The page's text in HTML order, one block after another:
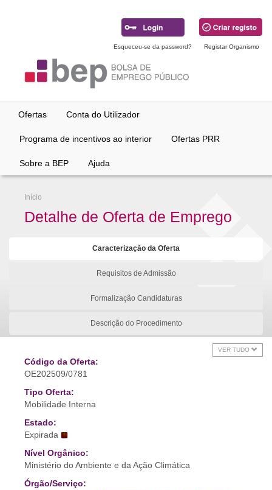
Esqueceu-se da password? Registar Organismo
Ofertas Conta do Utilizador
Programa de incentivos ao interior Ofertas PRR
Sobre a BEP Ajuda
Início
Detalhe de Oferta de Emprego
Caracterização da Oferta
Requisitos de Admissão
Formalização Candidaturas
Descrição do Procedimento
VER TUDO
Código da Oferta:
OE202509/0781
Tipo Oferta:
Mobilidade Interna
Estado:
Expirada
Nível Orgânico:
Ministério do Ambiente e da Ação Climática
Órgão/Serviço: